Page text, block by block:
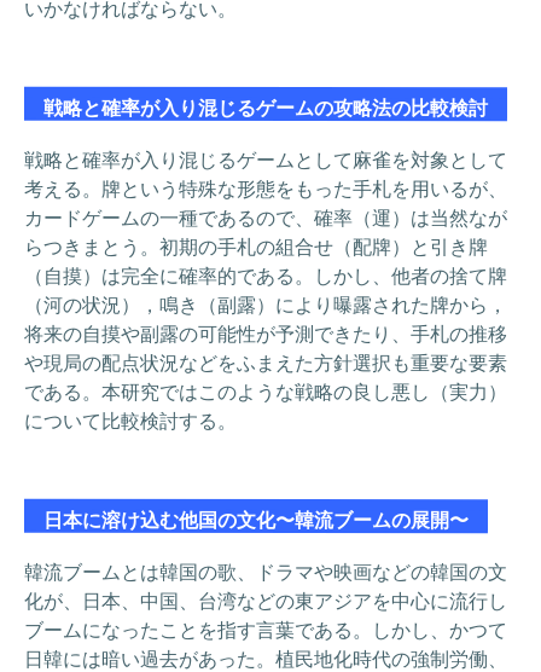
いかなければならない。
戦略と確率が入り混じるゲームの攻略法の比較検討
戦略と確率が入り混じるゲームとして麻雀を対象として
考える。牌という特殊な形態をもった手札を用いるが、
カードゲームの一種であるので、確率（運）は当然なが
らつきまとう。初期の手札の組合せ（配牌）と引き牌
（自摸）は完全に確率的である。しかし、他者の捨て牌
（河の状況），鳴き（副露）により曝露された牌から，
将来の自摸や副露の可能性が予測できたり、手札の推移
や現局の配点状況などをふまえた方針選択も重要な要素
である。本研究ではこのような戦略の良し悪し（実力）
について比較検討する。
日本に溶け込む他国の文化〜韓流ブームの展開〜
韓流ブームとは韓国の歌、ドラマや映画などの韓国の文
化が、日本、中国、台湾などの東アジアを中心に流行し
ブームになったことを指す言葉である。しかし、かつて
日韓には暗い過去があった。植民地化時代の強制労働、